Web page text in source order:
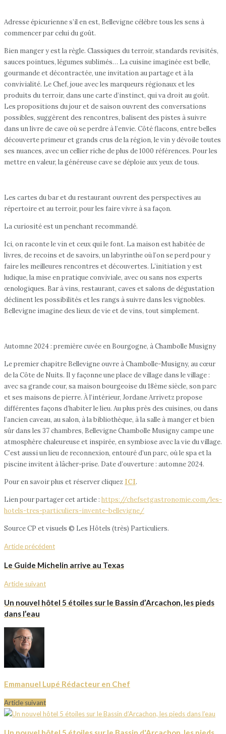
Adresse épicurienne s’il en est, Bellevigne célèbre tous les sens à
commencer par celui du goût.
Bien manger y est la règle. Classiques du terroir, standards revisités,
sauces pointues, légumes sublimés… La cuisine imaginée est belle,
gourmande et décontractée, une invitation au partage et à la
convivialité. Le Chef, joue avec les marqueurs régionaux et les
produits du terroir, dans une carte d’instinct, qui va droit au goût.
Les propositions du jour et de saison ouvrent des conversations
possibles, suggèrent des rencontres, balisent des pistes à suivre
dans un livre de cave où se perdre à l’envie. Côté flacons, entre belles
découverte primeur et grands crus de la région, le vin y dévoile toutes
ses nuances, avec un cellier riche de plus de 1000 références. Pour les
mettre en valeur, la généreuse cave se déploie aux yeux de tous.
Les cartes du bar et du restaurant ouvrent des perspectives au
répertoire et au terroir, pour les faire vivre à sa façon.
La curiosité est un penchant recommandé.
Ici, on raconte le vin et ceux qui le font. La maison est habitée de
livres, de recoins et de savoirs, un labyrinthe où l’on se perd pour y
faire les meilleures rencontres et découvertes. L’initiation y est
ludique, la mise en pratique conviviale, avec ou sans nos experts
œnologiques. Bar à vins, restaurant, caves et salons de dégustation
déclinent les possibilités et les rangs à suivre dans les vignobles.
Bellevigne imagine des lieux de vie et de vins, tout simplement.
Automne 2024 : première cuvée en Bourgogne, à Chambolle Musigny
Le premier chapitre Bellevigne ouvre à Chambolle-Musigny, au cœur
de la Côte de Nuits. Il y façonne une place de village dans le village :
avec sa grande cour, sa maison bourgeoise du 18ème siècle, son parc
et ses maisons de pierre. À l’intérieur, Jordane Arrivetz propose
différentes façons d’habiter le lieu. Au plus près des cuisines, ou dans
l’ancien caveau, au salon, à la bibliothèque, à la salle à manger et bien
sûr dans les 37 chambres, Bellevigne Chambolle Musigny campe une
atmosphère chaleureuse et inspirée, en symbiose avec la vie du village.
C’est aussi un lieu de reconnexion, entouré d’un parc, où le spa et la
piscine invitent à lâcher-prise. Date d’ouverture : automne 2024.
Pour en savoir plus et réserver cliquez ICI.
Lien pour partager cet article : https://chefsetgastronomie.com/les-
hotels-tres-particuliers-invente-bellevigne/
Source CP et visuels © Les Hôtels (très) Particuliers.
Article précédent
Le Guide Michelin arrive au Texas
Article suivant
Un nouvel hôtel 5 étoiles sur le Bassin d’Arcachon, les pieds
dans l’eau
Emmanuel Lupé Rédacteur en Chef
Article suivant